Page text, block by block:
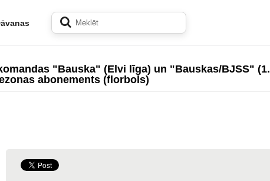
"Bauska" (Elvi līga) un "Bauskas/BJSS" (1.
abonements (florbols)